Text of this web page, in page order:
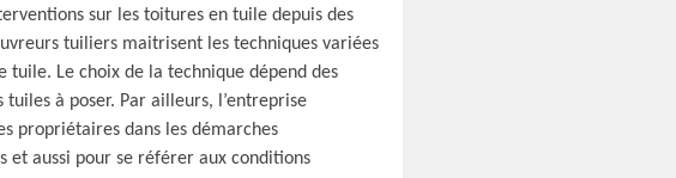
sur les toitures en tuile depuis des
tuiliers maitrisent les techniques variées
tuile. Le choix de la technique dépend des
tuiles à poser. Par ailleurs, l’entreprise
propriétaires dans les démarches
et aussi pour se référer aux conditions